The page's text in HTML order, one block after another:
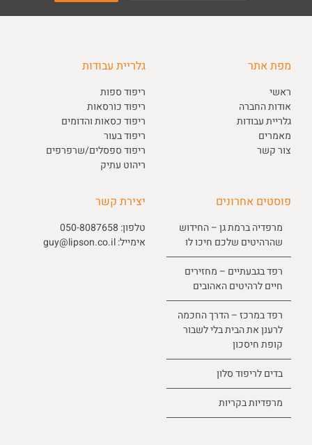
מפת אתר
ראשי
אודות החברה
גלריית עבודות
מאמרים
צור קשר
גלריית עבודות
ריפוד ספות
ריפוד כורסאות
ריפוד כסאות והדומים
ריפוד בעור
ריפוד ספסלים/שרפרפים
ריהוט עתיק
פוסטים אחרונים
מרפדיה ברמת גן – החידוש
שהרהיטים שלכם חיכו לו
רפד בגבעתיים – מחזירים
חיים לרהיטים האהובים
רפד במרכז – הדרך החכמה
לרענן את הבית בלי לשבור
קופת חיסכון
בדים לריפוד סלון
מרפדיות בקריות
יצירת קשר
טלפון: 050-8087658
אימייל:guy@lipson.co.il